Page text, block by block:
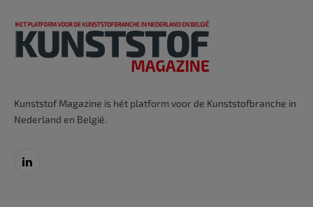
Kunststof Magazine is hét platform voor de Kunststofbranche in
Nederland en België.
LinkedIn